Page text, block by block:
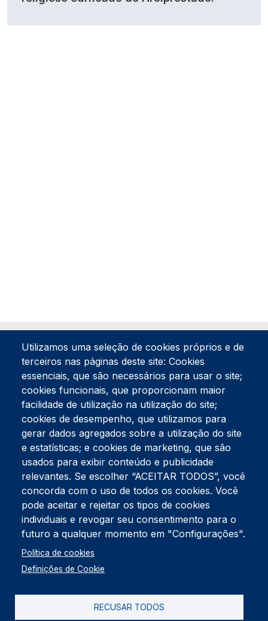
Tel:234 390 100Fax:234 390 100
Endereço Postal
Apartado 42
Rua Gil Eanes 31
3834-908 Gafanha da Nazaré
Estúdios
Rua Prior Guerra
Edifício do Centro Cultural da Gafanha da Nazaré
3830-556 Gafanha da Nazaré
Rodapé
Cookies
Política de Privacidade
Utilizamos uma seleção de cookies próprios e de
terceiros nas páginas deste site: Cookies
essenciais, que são necessários para usar o site;
cookies funcionais, que proporcionam maior
facilidade de utilização na utilização do site;
cookies de desempenho, que utilizamos para
gerar dados agregados sobre a utilização do site
e estatísticas; e cookies de marketing, que são
usados para exibir conteúdo e publicidade
relevantes. Se escolher “ACEITAR TODOS”, você
concorda com o uso de todos os cookies. Você
pode aceitar e rejeitar os tipos de cookies
individuais e revogar seu consentimento para o
futuro a qualquer momento em "Configurações".
Política de cookies
Definições de Cookie
RECUSAR TODOS